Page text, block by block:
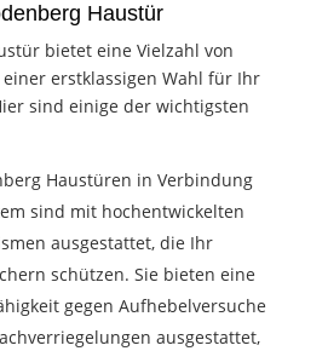
Haustür
bietet eine Vielzahl von
erstklassigen Wahl für Ihr
sind einige der wichtigsten
Haustüren in Verbindung
sind mit hochentwickelten
ausgestattet, die Ihr
schützen. Sie bieten eine
gegen Aufhebelversuche
ausgestattet,